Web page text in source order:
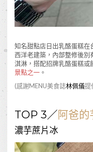
知名甜點店日出乳酪蛋糕
西洋老建築，內部整修後別
淇淋，搭配招牌乳酪蛋糕或
景點之一 。
(感謝MENU美食誌林佩儀提
TOP 3／阿爸的
濃芋蔗片冰